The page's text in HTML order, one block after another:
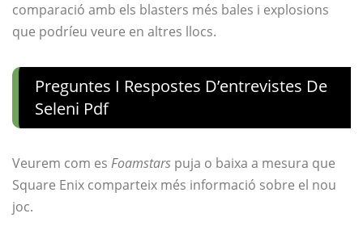
comparació amb els blasters més bales i explosions
que podríeu veure en altres llocs.
Preguntes I Respostes D’entrevistes De
Seleni Pdf
Veurem com es Foamstars puja o baixa a mesura que
Square Enix comparteix més informació sobre el nou
joc.